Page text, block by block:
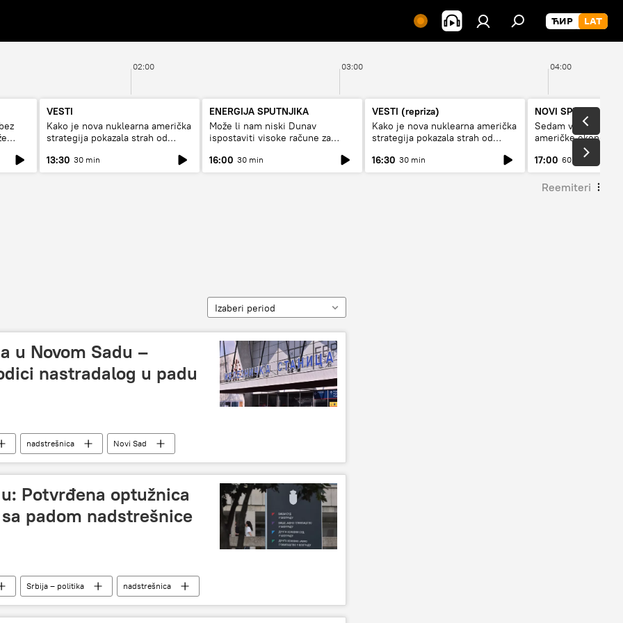
02:00 03:00 04:00
VESTI
Kako je nova nuklearna američka
strategija pokazala strah od
13:30 30 min
ENERGIJA SPUTNJIKA
Može li nam niski Dunav
ispostaviti visoke račune za
16:00 30 min
VESTI (repriza)
Kako je nova nuklearna američka
strategija pokazala strah od
16:30 30 min
NOVI SPUTNJIK
Sedam
američke
17:00 60 min
Reemiteri
Izaberi period
u Novom Sadu –
nastradalog u padu
nadstrešnica Novi Sad
Potvrđena optužnica
padom nadstrešnice
Srbija – politika nadstrešnica